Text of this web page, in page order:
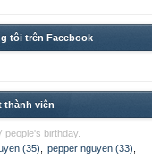
tôi trên Facebook
thành viên
people's birthday.
(35)
pepper nguyen (33)